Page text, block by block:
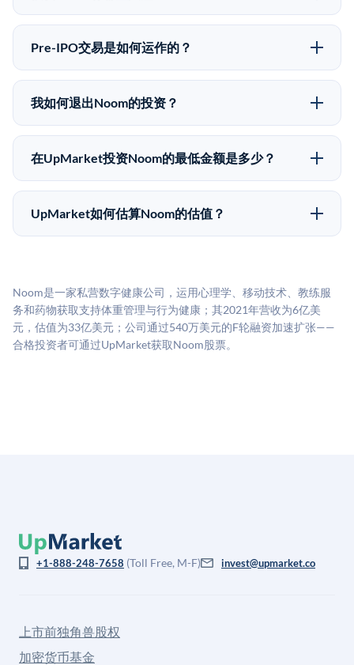
50,000美元。UpMarket是FINRA注册的经纪交易商，
自2019年以来已经纪超过5亿美元的另类投资。
Pre-IPO投资存在重大风险。Noom的股份流动性低，意
味着没有公开市场可以快速出售。不存在确定的退出时
可能全部损失的准备。私有公司的估值在融资轮次之间
可能大幅波动。投资者应在投资前咨询其财务顾问并审
Pre-IPO交易是如何运作的？
在Pre-IPO交易中，合格投资者通过二级市场平台从现有
股东（如员工、早期投资者或其他持有人）处购买股
为FINRA注册的经纪交易商促成这些交易，代表双方处
理合规、文件和结算事宜。
我如何退出Noom的投资？
Pre-IPO持股主要有两种退出途径：在二级市场将股份出
售给其他买家，或持有直到公司完成IPO或被收购。两
市场条件。任何退出的时间都是不可预测的，投资者应
做好多年持有的准备。
在UpMarket投资Noom的最低金额是多少？
UpMarket上大多数Pre-IPO产品的最低投资金额为
50,000美元。具体金额可能因产品和股份供应情况而有
UpMarket如何估算Noom的估值？
司可比倍数应用私有公司折扣，以反映流动性不足和信
息不对称。此估值不构成投资建议，可能与实际交易价
格存在重大差异。
Noom是一家私营数字健康公司，运用心理学、移动技术、教练服
务和药物获取支持体重管理与行为健康；其2021年营收为6亿美
元，估值为33亿美元；公司通过540万美元的F轮融资加速扩张——
合格投资者可通过UpMarket获取Noom股票。
+1-888-248-7658 (Toll Free, M-F) invest@upmarket.co
上市前独角兽股权
加密货币基金